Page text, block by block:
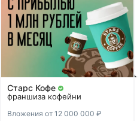
Старс Кофе
франшиза кофейни
Вложения от 12 000 000 ₽